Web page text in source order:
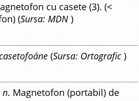
cu casete (3). (<
(Sursa: MDN )
(Sursa: Ortografic )
n. Magnetofon (portabil) de